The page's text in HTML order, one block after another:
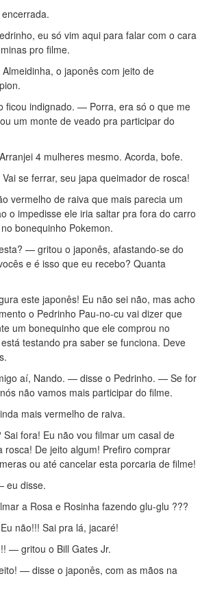
eu só vim aqui para falar com o cara
pro filme.
o japonês com jeito de
indignado. — Porra, era só o que me
um monte de veado pra participar do
4 mulheres mesmo. Acorda, bofe.
se ferrar, seu japa queimador de rosca!
vermelho de raiva que mais parecia um
o impedisse ele iria saltar pra fora do carro
bonequinho Pokemon.
— gritou o japonês, afastando-se do
e é isso que eu recebo? Quanta
este japonês! Eu não sei não, mas acho
o Pedrinho Pau-no-cu vai dizer que
um bonequinho que ele comprou no
testando pra saber se funciona. Deve
aí, Nando. — disse o Pedrinho. — Se for
não vamos mais participar do filme.
mais vermelho de raiva.
fora! Eu não vou filmar um casal de
rosca! De jeito algum! Prefiro comprar
ou até cancelar esta porcaria de filme!
eu disse.
a Rosa e Rosinha fazendo glu-glu ???
não!!! Sai pra lá, jacaré!
— gritou o Bill Gates Jr.
— disse o japonês, com as mãos na